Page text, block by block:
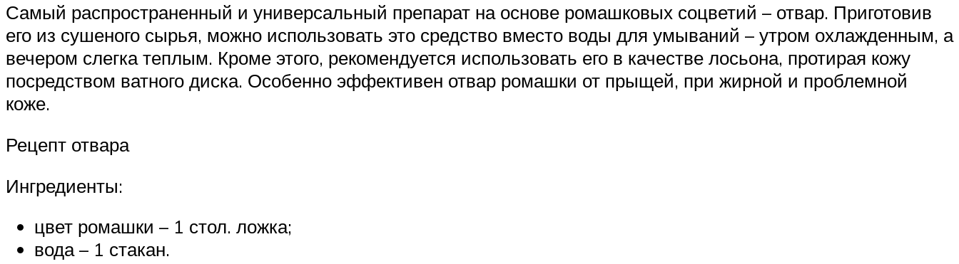
Самый распространенный и универсальный препарат на основе ромашковых соцветий – отвар. Приготовив
его из сушеного сырья, можно использовать это средство вместо воды для умываний – утром охлажденным, а
вечером слегка теплым. Кроме этого, рекомендуется использовать его в качестве лосьона, протирая кожу
посредством ватного диска. Особенно эффективен отвар ромашки от прыщей, при жирной и проблемной
коже.
Рецепт отвара
Ингредиенты:
цвет ромашки – 1 стол. ложка;
вода – 1 стакан.